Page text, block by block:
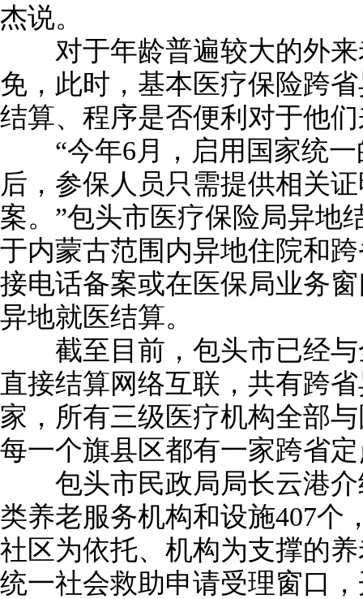
杰说。
对于年龄普遍较大的外来
免，此时，基本医疗保险跨
结算、程序是否便利对于他
“今年6月，启用国家统一
后，参保人员只需提供相关
案。”包头市医疗保险局异地
于内蒙古范围内异地住院和
接电话备案或在医保局业务
异地就医结算。
截至目前，包头市已经与
直接结算网络互联，共有跨
家，所有三级医疗机构全部
每一个旗县区都有一家跨省
包头市民政局局长云港介
类养老服务机构和设施407个
社区为依托、机构为支撑的
统一社会救助申请受理窗口